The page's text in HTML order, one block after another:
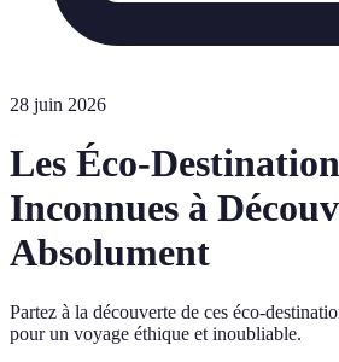
28 juin 2026
Les Éco-
Inconnues à
Absolument
Partez à la découverte de ces éco-
pour un voyage éthique et inoubliable.